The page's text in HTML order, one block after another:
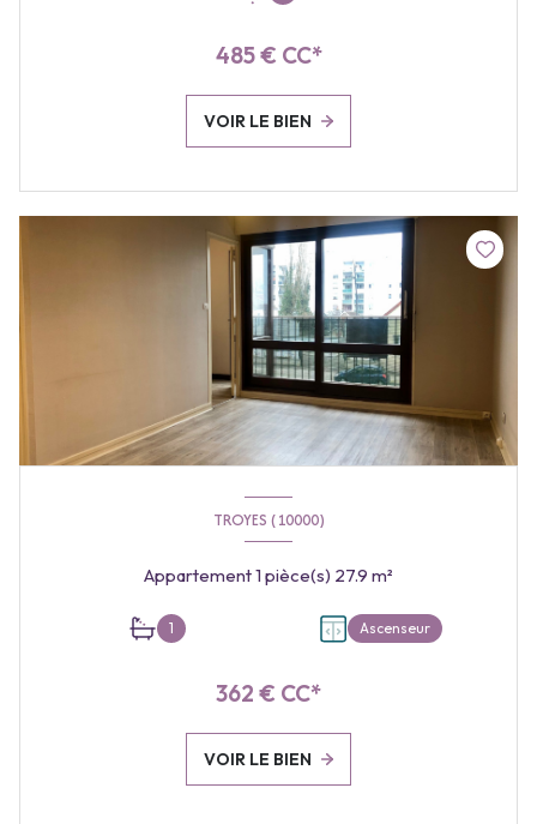
485 € CC*
VOIR LE BIEN
TROYES (10000)
Appartement 1 pièce(s) 27.9 m²
1 Ascenseur
362 € CC*
VOIR LE BIEN